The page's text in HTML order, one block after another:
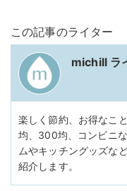
この記事のライター
michill ラ
楽しく節約、お得なこ
均、300均、コンビニ
ムやキッチングッズな
紹介します。